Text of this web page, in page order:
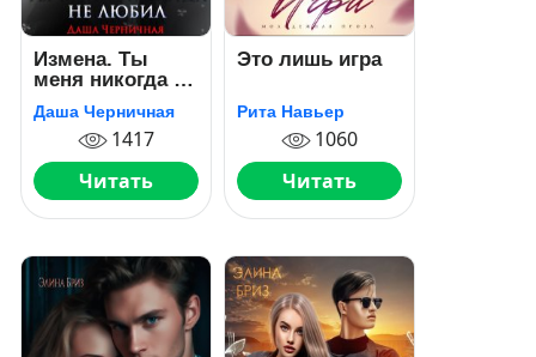
Измена. Ты
меня никогда не
любил
Даша Черничная
1417
Читать
Это лишь игра
Рита Навьер
1060
Читать